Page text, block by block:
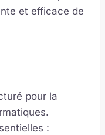
et efficace de
pour la
: